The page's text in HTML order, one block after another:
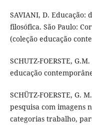
SAVIANI, D. Educação:
filosófica. São Paulo:
(coleção educação
SCHUTZ-FOERSTE,
educação
SCHÜTZ-FOERSTE, G.
pesquisa com imagens
categorias trabalho,